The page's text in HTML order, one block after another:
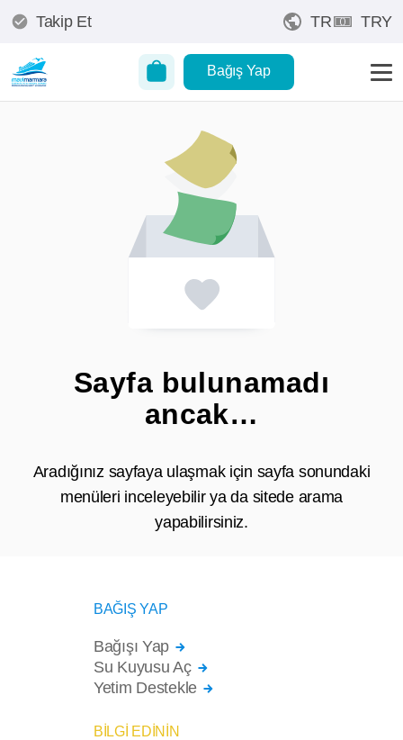
Takip Et TR TRY
Bağış Yap
Sayfa bulunamadı
ancak…
Aradığınız sayfaya ulaşmak için sayfa sonundaki
menüleri inceleyebilir ya da sitede arama
yapabilirsiniz.
BAĞIŞ YAP
Bağışı Yap
Su Kuyusu Aç
Yetim Destekle
BİLGİ EDİNİN